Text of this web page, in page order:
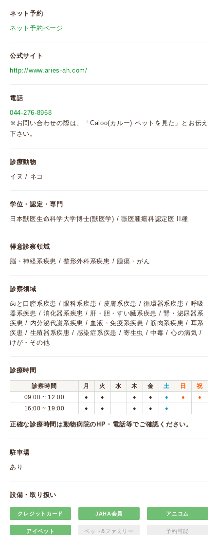
ネット予約
ネット予約ページ
公式サイト
http://www.aries-ah.com/
電話
044-276-8968
※お問い合わせの際は、「Caloo(カルー) ペットを見た」とお伝え
下さい。
診療動物
イヌ / ネコ
学位・認定・専門
日本獣医生命科学大学博士(獣医学) / 獣医腫瘍科認定医 II種
得意診察領域
脳・神経系疾患 / 整形外科系疾患 / 腫瘍・がん
診察領域
歯と口腔系疾患 / 眼科系疾患 / 皮膚系疾患 / 循環器系疾患 / 呼吸
器系疾患 / 消化器系疾患 / 肝・胆・すい臓系疾患 / 腎・泌尿器系
疾患 / 内分泌代謝系疾患 / 血液・免疫系疾患 / 筋肉系疾患 / 耳系
疾患 / 生殖器系疾患 / 感染症系疾患 / 寄生虫 / 中毒 / 心の病気 /
けが・その他
診療時間
診察時間 月 火 水 木 金 土 日
祝
09:00 ~ 12:00
● ● ● ● ● ● ●
16:00 ~ 19:00 ● ● ● ● ●
正確な診療時間は動物病院のHP・電話等でご確認ください。
駐車場
あり
設備・取り扱い
クレジットカード JAHA会員 アニコム
アイペット ペット&ファミリー 予約可能